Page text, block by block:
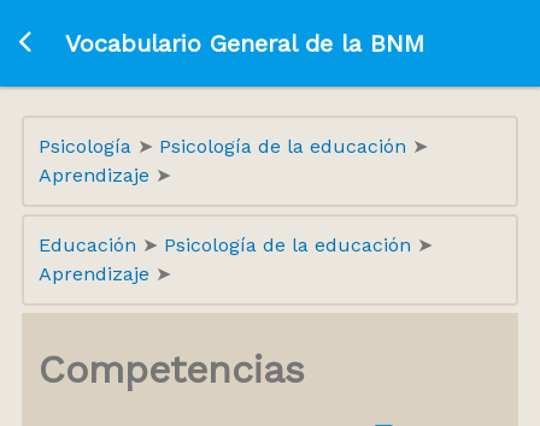
Ir a la página principal
Vocabulario General de la BNM
Psicología
Psicología de la educación
Aprendizaje
Educación
Psicología de la educación
Aprendizaje
Competencias